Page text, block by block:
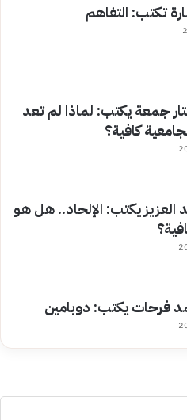
تكتب: التفاهم
جمعة يكتب: لماذا لم تعد
كافية؟
يكتب: الإلحاد.. هل هو
فرحات يكتب: دوبامين